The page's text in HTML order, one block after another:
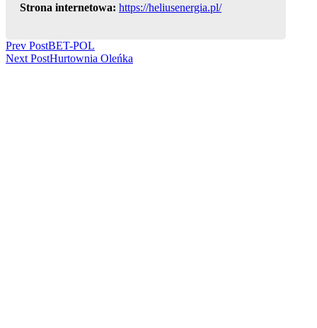
Strona internetowa: https://heliusenergia.pl/
Post
Navigation
Prev PostBET-POL
Next PostHurtownia Oleńka